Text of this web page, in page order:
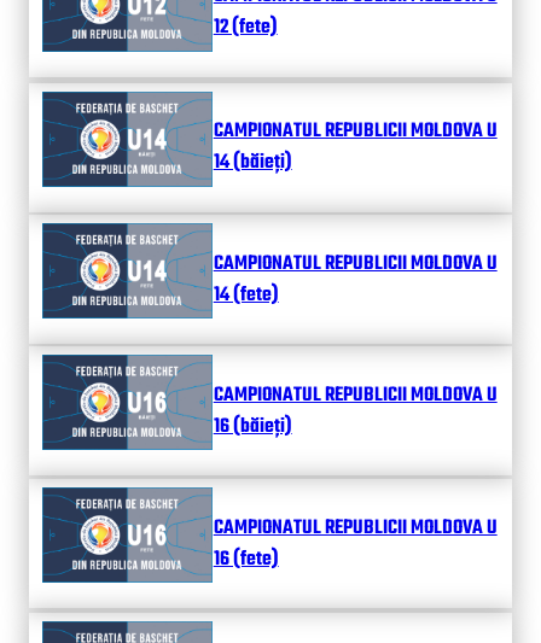
12 (fete)
CAMPIONATUL REPUBLICII MOLDOVA U
14 (băieți)
CAMPIONATUL REPUBLICII MOLDOVA U
14 (fete)
CAMPIONATUL REPUBLICII MOLDOVA U
16 (băieți)
CAMPIONATUL REPUBLICII MOLDOVA U
16 (fete)